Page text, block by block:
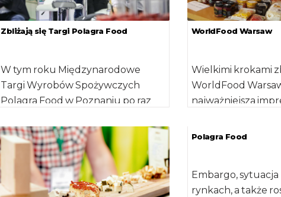
Zbliżają się Targi Polagra Food
W tym roku Międzynarodowe
Targi Wyrobów Spożywczych
Polagra Food w Poznaniu po raz
dniach 8-10 […]
WorldFood Warsaw
Wielkimi krokami
WorldFood
najważniejsza
gastronomicznej w
Polagra Food
Embargo,
rynkach, a także